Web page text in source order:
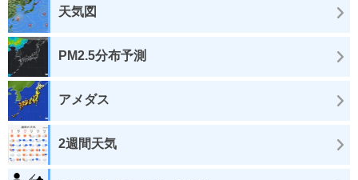
天気図
PM2.5分布予測
アメダス
2週間天気